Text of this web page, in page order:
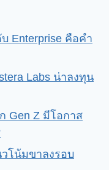
Enterprise คือคำ
Labs น่าลงทุน
Gen Z มีโอกาส
วโน้มขาลงรอบ